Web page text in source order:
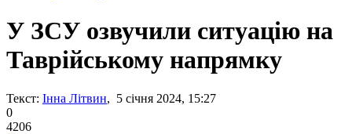
У ЗСУ озвучили ситуацію на
Таврійському напрямку
Текст: Інна Літвин, 5 січня 2024, 15:27
0
4206